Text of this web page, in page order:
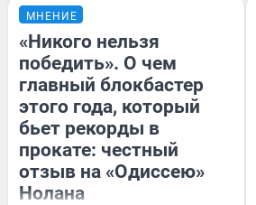
МНЕНИЕ
«Никого нельзя
победить». О чем
главный блокбастер
этого года, который
бьет рекорды в
прокате: честный
отзыв на «Одиссею»
Нолана